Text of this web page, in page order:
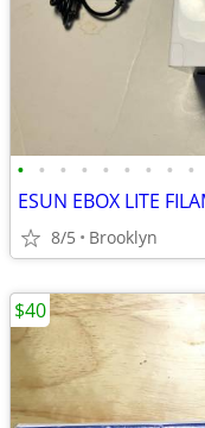
• • • • • • • • •
8/5 Brooklyn
$40